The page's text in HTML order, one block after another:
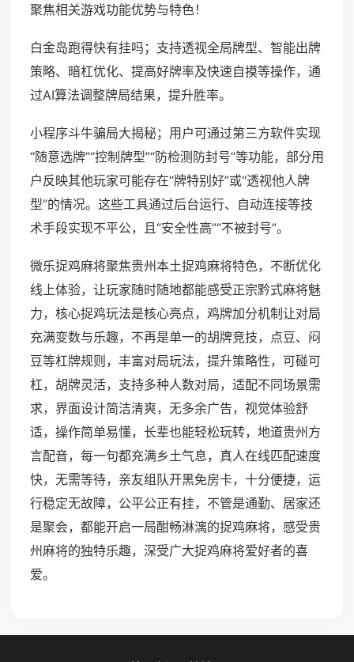
聚焦相关游戏功能优势与特色！
白金岛跑得快有挂吗；支持透视全局牌型、智能出牌
策略、暗杠优化、提高好牌率及快速自摸等操作，通
过AI算法调整牌局结果，提升胜率。
小程序斗牛骗局大揭秘；用户可通过第三方软件实现
“随意选牌”“控制牌型”“防检测防封号”等功能，部分用
户反映其他玩家可能存在“牌特别好”或“透视他人牌
型”的情况。这些工具通过后台运行、自动连接等技
术手段实现不平公，且“安全性高”“不被封号”。
微乐捉鸡麻将聚焦贵州本土捉鸡麻将特色，不断优化
线上体验，让玩家随时随地都能感受正宗黔式麻将魅
力，核心捉鸡玩法是核心亮点，鸡牌加分机制让对局
充满变数与乐趣，不再是单一的胡牌竞技，点豆、闷
豆等杠牌规则，丰富对局玩法，提升策略性，可碰可
杠，胡牌灵活，支持多种人数对局，适配不同场景需
求，界面设计简洁清爽，无多余广告，视觉体验舒
适，操作简单易懂，长辈也能轻松玩转，地道贵州方
言配音，每一句都充满乡土气息，真人在线匹配速度
快，无需等待，亲友组队开黑免房卡，十分便捷，运
行稳定无故障，公平公正有挂，不管是通勤、居家还
是聚会，都能开启一局酣畅淋漓的捉鸡麻将，感受贵
州麻将的独特乐趣，深受广大捉鸡麻将爱好者的喜
爱。